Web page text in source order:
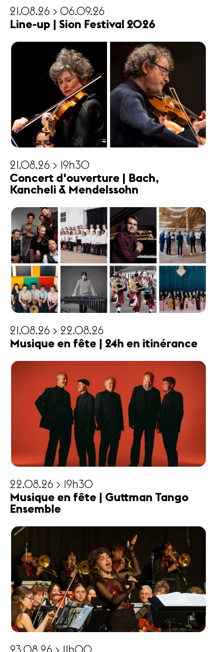
21.08.26 > 06.09.26
Line-up | Sion Festival 2026
21.08.26 > 19h30
Concert d'ouverture | Bach,
Kancheli & Mendelssohn
21.08.26 > 22.08.26
Musique en fête | 24h en itinérance
22.08.26 > 19h30
Musique en fête | Guttman Tango
Ensemble